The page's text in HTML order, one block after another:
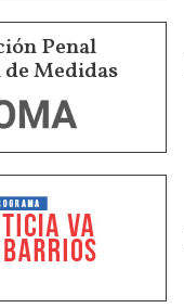
Penal
Medidas